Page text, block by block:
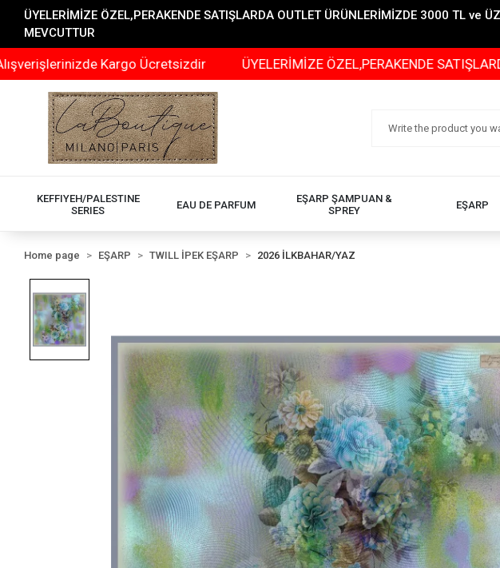
ÜYELERİMİZE ÖZEL,PERAKENDE SATIŞLARDA OUTLET ÜRÜNLERİMİZDE 3000 TL ve
MEVCUTTUR
Kargo Ücretsizdir ÜYELERİMİZE ÖZEL,PERAKENDE SATIŞLARDA
KEFFIYEH/PALESTINE
SERIES
EAU DE PARFUM
EŞARP ŞAMPUAN &
SPREY
EŞARP
Home page EŞARP TWILL İPEK EŞARP 2026 İLKBAHAR/YAZ